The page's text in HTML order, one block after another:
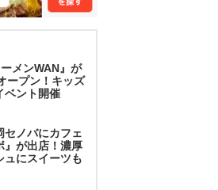
メンWAN』が
ープン！キッズ
ベント開催
セノバにカフェ
』が出店！濃厚
ュにスイーツも